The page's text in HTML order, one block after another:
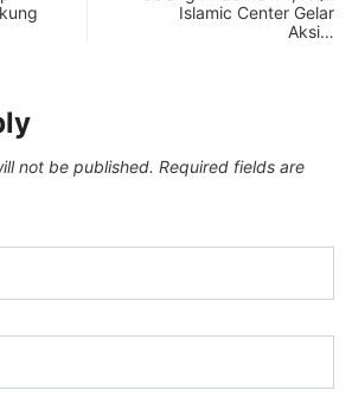
Islamic Center Gelar
Aksi…
not be published. Required fields are